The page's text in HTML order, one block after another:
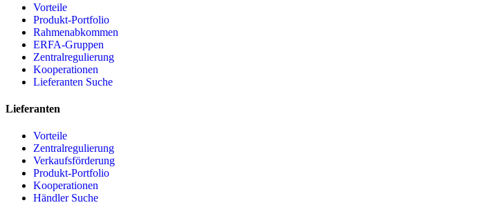
Vorteile
Produkt-Portfolio
Rahmenabkommen
ERFA-Gruppen
Zentralregulierung
Kooperationen
Lieferanten Suche
Lieferanten
Vorteile
Zentralregulierung
Verkaufsförderung
Produkt-Portfolio
Kooperationen
Händler Suche